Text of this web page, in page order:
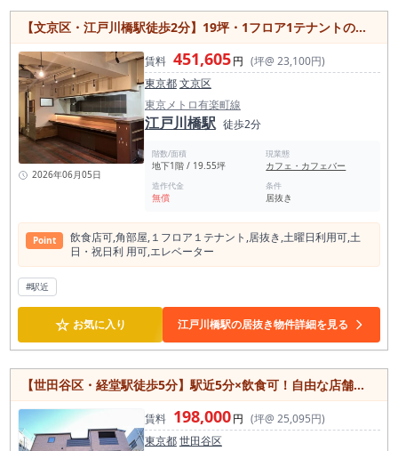
店にあたっては、インフラ容量、厨房設備、排気・給排水、空
調、既存造作の状態を内見時にご確認ください。 また、故障品
としてエアコン、製氷機の不具合があるため、設備状況につい
ても現地での確認をおすすめします。 渋谷区でカフェ居抜き物
件をお探しの方、広尾駅周辺で飲食店開業を検討されている
方、恵比寿からも利用できる1階路面店舗を探している方に
は、ぜひ一度ご確認いただきたい物件です。広尾駅徒歩6分、
明治通り沿い、天現寺橋交差点そば、約11.2坪のカフェ居抜
き。小箱ながら立地と見せ方で勝負できる、内見価値の高い飲
食店居抜き物件です。
【文京区・江戸川橋駅徒歩2分】19坪・1フロア1テナントの居抜き物件！
2026年06月05日
賃料 451,605円 (坪@ 23,100円)
東京都文京区
東京メトロ有楽町線
江戸川橋駅 徒歩2分
階数/面積
地下1階 / 19.55坪
現業態
カフェ・カフェバー
造作代金
無償
条件
居抜き
Point
飲⾷店可,⾓部屋,１フロア１テナント,居抜き,⼟曜⽇利⽤可,⼟
⽇・祝⽇利 ⽤可,エレベーター
#駅近
☆ お気に入り 江戸川橋駅の居抜き物件詳細を見る
【世田谷区・経堂駅徒歩5分】駅近5分×飲食可！自由な店舗づくりが叶うテナント
賃料 198,000円 (坪@ 25,095円)
東京都世田谷区